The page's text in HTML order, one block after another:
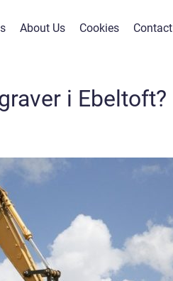
About Us Cookies Contact
i Ebeltoft?